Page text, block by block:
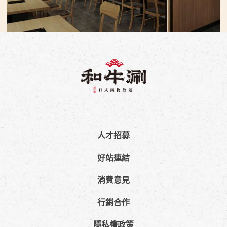
人才招募
好站連結
消費意見
行銷合作
隱私權政策